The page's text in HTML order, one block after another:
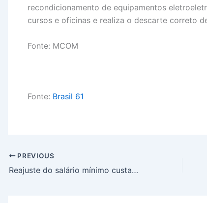
recondicionamento de equipamentos
cursos e oficinas e realiza o descarte correto
Fonte: MCOM
Fonte: Brasil 61
PREVIOUS
Reajuste do salário mínimo custará mais de R$ 4 bilhões aos cofres municipais em 2025, diz CNM